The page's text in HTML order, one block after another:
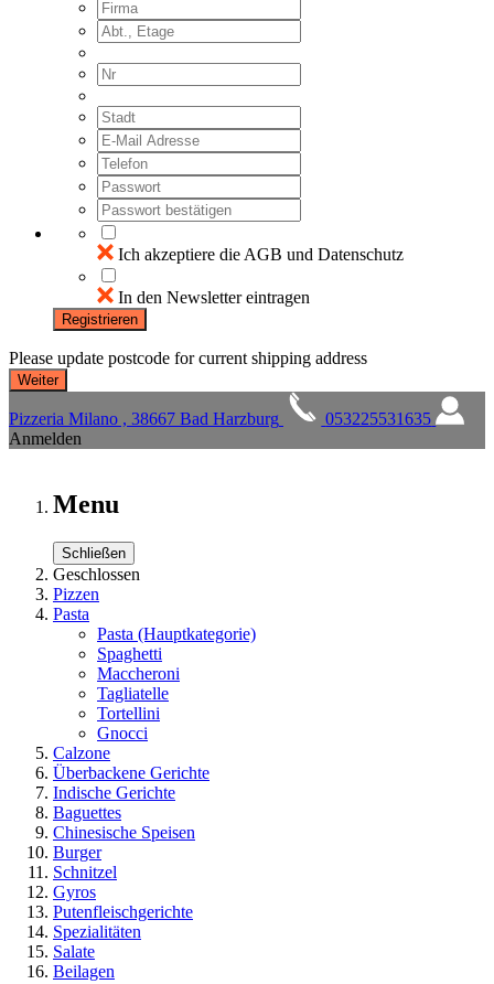
Ich akzeptiere die AGB und Datenschutz
In den Newsletter eintragen
Registrieren
Please update postcode for current shipping address
Pizzeria Milano , 38667 Bad Harzburg
053225531635
Anmelden
Menu
Schließen
Geschlossen
Pizzen
Pasta
Pasta (Hauptkategorie)
Spaghetti
Maccheroni
Tagliatelle
Tortellini
Gnocci
Calzone
Überbackene Gerichte
Indische Gerichte
Baguettes
Chinesische Speisen
Burger
Schnitzel
Gyros
Putenfleischgerichte
Spezialitäten
Salate
Beilagen